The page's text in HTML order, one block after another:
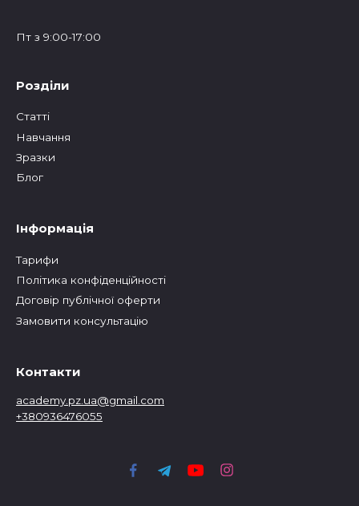
Пт з 9:00-17:00
Розділи
Статтi
Навчання
Зразки
Блог
Інформація
Тарифи
Політика конфіденційності
Договір публічної оферти
Замовити консультацію
Контакти
academy.pz.ua@gmail.com
+380936476055